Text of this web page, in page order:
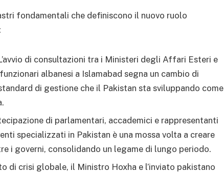
fondamentali che definiscono il nuovo ruolo
di consultazioni tra i Ministeri degli Affari Esteri e
albanesi a Islamabad segna un cambio di
di gestione che il Pakistan sta sviluppando come
di parlamentari, accademici e rappresentanti
specializzati in Pakistan è una mossa volta a creare
i governi, consolidando un legame di lungo periodo.
di crisi globale, il Ministro Hoxha e l’inviato pakistano